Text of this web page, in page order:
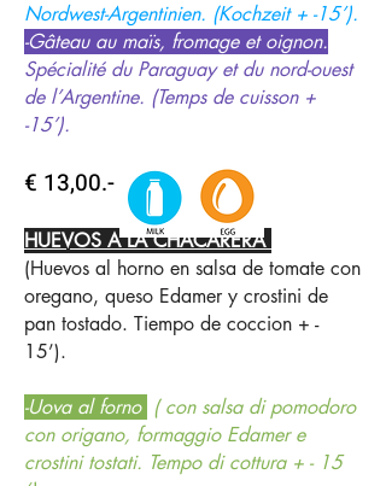
Nordwest-Argentinien. (Kochzeit + -15’).
-Gâteau au maïs, fromage et oignon.
Spécialité du Paraguay et du nord-ouest
de l’Argentine. (Temps de cuisson +
-15’).
€ 13,00.-
HUEVOS A LA CHACARERA
(Huevos al horno en salsa de tomate con
oregano, queso Edamer y crostini de
pan tostado. Tiempo de coccion + -
15’).
-Uova al forno ( con salsa di pomodoro
con origano, formaggio Edamer e
crostini tostati. Tempo di cottura + - 15